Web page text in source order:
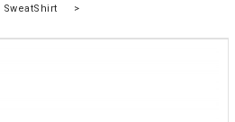
SweatShirt
>